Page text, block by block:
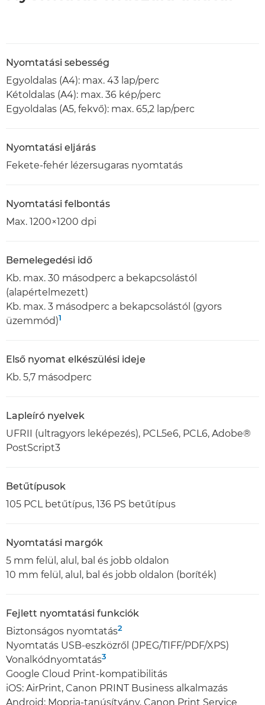
Nyomtatási sebesség
Egyoldalas (A4): max. 43 lap/perc
Kétoldalas (A4): max. 36 kép/perc
Egyoldalas (A5, fekvő): max. 65,2 lap/perc
Nyomtatási eljárás
Fekete-fehér lézersugaras nyomtatás
Nyomtatási felbontás
Max. 1200×1200 dpi
Bemelegedési idő
Kb. max. 30 másodperc a bekapcsolástól
(alapértelmezett)
Kb. max. 3 másodperc a bekapcsolástól (gyors
üzemmód)1
Első nyomat elkészülési ideje
Kb. 5,7 másodperc
Lapleíró nyelvek
UFRII (ultragyors leképezés), PCL5e6, PCL6, Adobe®
PostScript3
Betűtípusok
105 PCL betűtípus, 136 PS betűtípus
Nyomtatási margók
5 mm felül, alul, bal és jobb oldalon
10 mm felül, alul, bal és jobb oldalon (boríték)
Fejlett nyomtatási funkciók
Biztonságos nyomtatás2
Nyomtatás USB-eszközről (JPEG/TIFF/PDF/XPS)
Vonalkódnyomtatás3
Google Cloud Print-kompatibilitás
iOS: AirPrint, Canon PRINT Business alkalmazás
Android; Mopria-tanúsítvány, Canon Print Service